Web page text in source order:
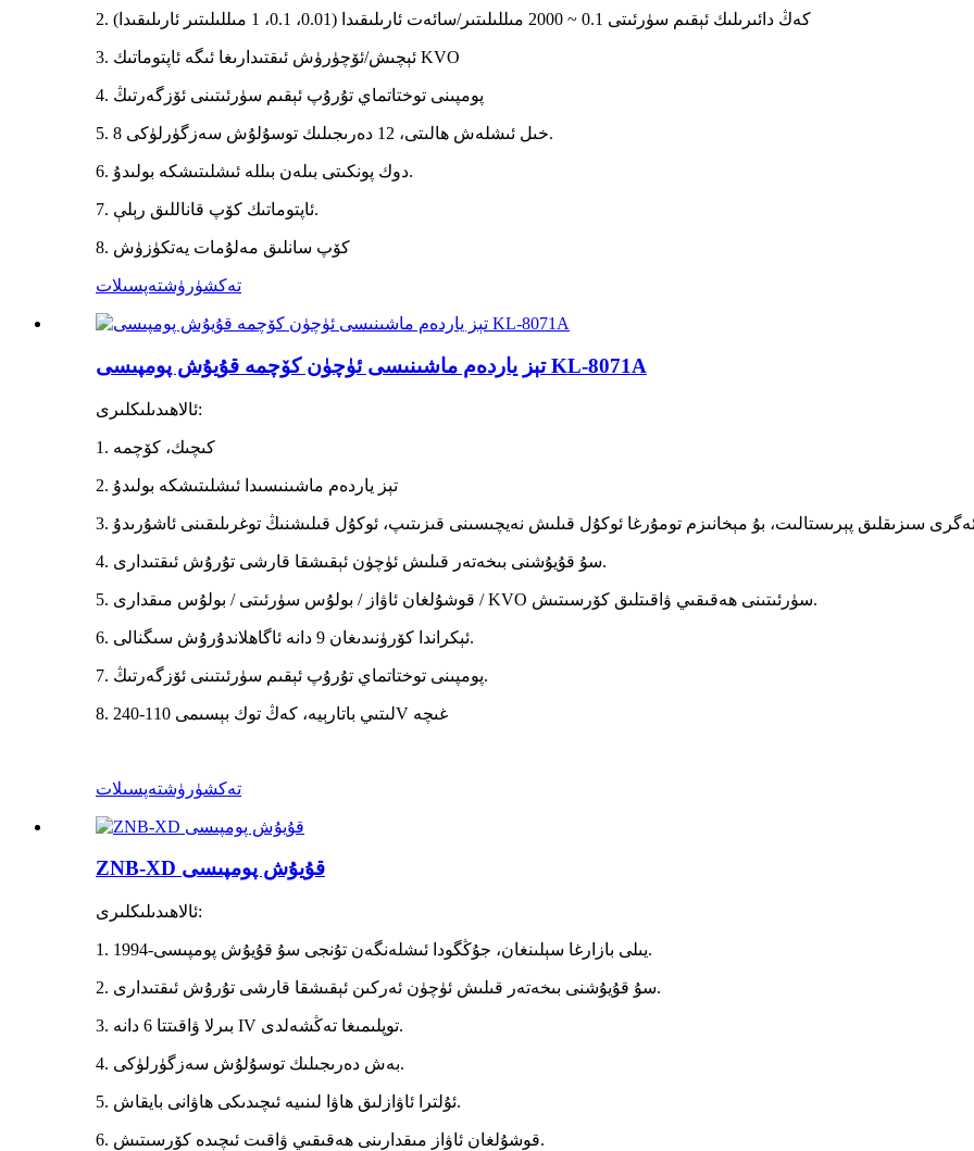
2. كەڭ دائىرىلىك ئېقىم سۈرئىتى 0.1 ~ 2000 مىللىلىتىر/سائەت ئارىلىقىدا (0.01، 0.1، 1 مىللىلىتىر ئارىلىقىدا)
3. ئېچىش/ئۆچۈرۈش ئىقتىدارىغا ئىگە ئاپتوماتىك KVO
4. پومپىنى توختاتماي تۇرۇپ ئېقىم سۈرئىتىنى ئۆزگەرتىڭ
5. 8 خىل ئىشلەش ھالىتى، 12 دەرىجىلىك توسۇلۇش سەزگۈرلۈكى.
6. دوك پونكىتى بىلەن بىللە ئىشلىتىشكە بولىدۇ.
7. ئاپتوماتىك كۆپ قاناللىق رېلې.
8. كۆپ سانلىق مەلۇمات يەتكۈزۈش
تەكشۈرۈشتەپسىلات
تېز ياردەم ماشىنىسى ئۈچۈن كۆچمە قۇيۇش پومپىسى KL-8071A
ئالاھىدىلىكلىرى:
1. كىچىك، كۆچمە
2. تېز ياردەم ماشىنىسىدا ئىشلىتىشكە بولىدۇ
4. سۇ قۇيۇشنى بىخەتەر قىلىش ئۈچۈن ئېقىشقا قارشى تۇرۇش ئىقتىدارى.
5. قوشۇلغان ئاۋاز / بولۇس سۈرئىتى / بولۇس مىقدارى / KVO سۈرئىتىنى ھەقىقىي ۋاقىتلىق كۆرسىتىش.
6. ئېكراندا كۆرۈنىدىغان 9 دانە ئاگاھلاندۇرۇش سىگنالى.
7. پومپىنى توختاتماي تۇرۇپ ئېقىم سۈرئىتىنى ئۆزگەرتىڭ.
8. لىتىي باتارېيە، كەڭ توك بېسىمى 110-240V غىچە
تەكشۈرۈشتەپسىلات
ZNB-XD قۇيۇش پومپىسى
ئالاھىدىلىكلىرى:
1. 1994-يىلى بازارغا سېلىنغان، جۇڭگودا ئىشلەنگەن تۇنجى سۇ قۇيۇش پومپىسى.
2. سۇ قۇيۇشنى بىخەتەر قىلىش ئۈچۈن ئەركىن ئېقىشقا قارشى تۇرۇش ئىقتىدارى.
3. بىرلا ۋاقىتتا 6 دانە IV توپلىمىغا تەڭشەلدى.
4. بەش دەرىجىلىك توسۇلۇش سەزگۈرلۈكى.
5. ئۇلترا ئاۋازلىق ھاۋا لىنىيە ئىچىدىكى ھاۋانى بايقاش.
6. قوشۇلغان ئاۋاز مىقدارىنى ھەقىقىي ۋاقىت ئىچىدە كۆرسىتىش.